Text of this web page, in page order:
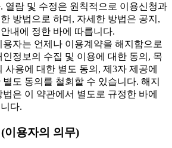
열람 및 수정은 원칙적으로 이용신청과
방법으로 하며, 자세한 방법은 공지,
내에 정한 바에 따릅니다.
자는 언제나 이용계약을 해지함으로
인정보의 수집 및 이용에 대한 동의, 목
사용에 대한 별도 동의, 제3자 제공에
별도 동의를 철회할 수 있습니다. 해지
법은 이 약관에서 별도로 규정한 바에
다.
이용자의 의무)